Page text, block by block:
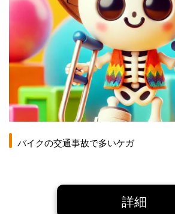
バイクの交通事故で多いケガ
詳細